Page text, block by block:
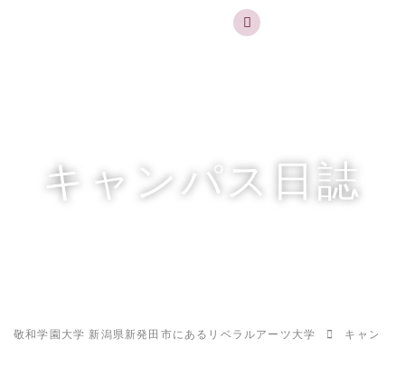
キャンパス日誌
敬和学園大学 新潟県新発田市にあるリベラルアーツ大学 キャンパ